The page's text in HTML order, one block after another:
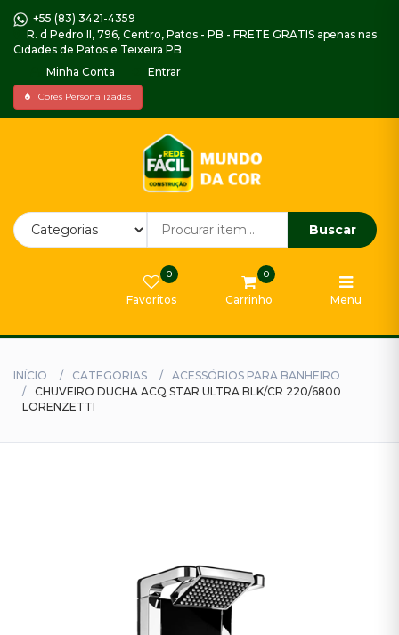
+55 (83) 3421-4359
R. d Pedro II, 796, Centro, Patos - PB - FRETE GRATIS apenas nas
Cidades de Patos e Teixeira PB
Minha Conta
Entrar
Cores Personalizadas
Buscar
Favoritos
0
Carrinho
0
Menu
Home
Piso
Impermeabilizantes,
e
Selador
Tintas
Externa
INÍCIO CATEGORIAS
ACESSÓRIOS PARA BANHEIRO
CHUVEIRO DUCHA ACQ STAR ULTRA BLK/CR 220/6800
LORENZETTI